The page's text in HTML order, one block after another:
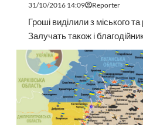
31/10/2016 14:09 Reporter
Гроші виділили з міського
Залучать також і